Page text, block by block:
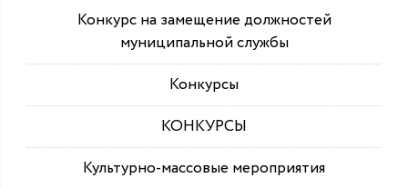
Конкурс на замещение должностей
муниципальной службы
Конкурсы
КОНКУРСЫ
Культурно-массовые мероприятия